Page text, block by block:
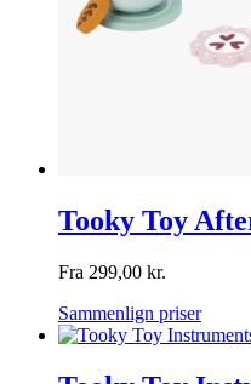
Tooky Toy
Fra 299,00 kr.
Sammenlign priser